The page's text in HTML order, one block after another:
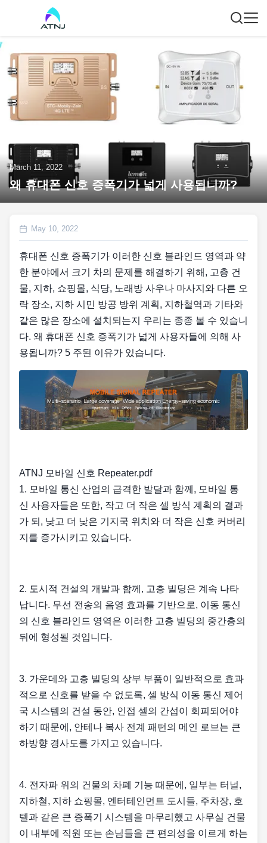
March 11, 2022
왜 휴대폰 신호 증폭기가 넓게 사용됩니까?
May 10, 2022
휴대폰 신호 증폭기가 이러한 신호 블라인드 영역과 약
한 분야에서 크기 차의 문제를 해결하기 위해, 고층 건
물, 지하, 쇼핑몰, 식당, 노래방 사우나 마사지와 다른 오
락 장소, 지하 시민 방공 방위 계획, 지하철역과 기타와
같은 많은 장소에 설치되는지 우리는 종종 볼 수 있습니
다. 왜 휴대폰 신호 증폭기가 넓게 사용자들에 의해 사
용됩니까? 5 주된 이유가 있습니다.
ATNJ 모바일 신호 Repeater.pdf
1. 모바일 통신 산업의 급격한 발달과 함께, 모바일 통
신 사용자들은 또한, 작고 더 작은 셀 방식 계획의 결과
가 되, 낮고 더 낮은 기지국 위치와 더 작은 신호 커버리
지를 증가시키고 있습니다.
2. 도시적 건설의 개발과 함께, 고층 빌딩은 계속 나타
납니다. 무선 전송의 음영 효과를 기반으로, 이동 통신
의 신호 블라인드 영역은 이러한 고층 빌딩의 중간층의
뒤에 형성될 것입니다.
3. 가운데와 고층 빌딩의 상부 부품이 일반적으로 효과
적으로 신호를 받을 수 없도록, 셀 방식 이동 통신 제어
국 시스템의 건설 동안, 인접 셀의 간섭이 회피되어야
하기 때문에, 안테나 복사 전계 패턴의 메인 로브는 큰
하방향 경사도를 가지고 있습니다.
4. 전자파 위의 건물의 차폐 기능 때문에, 일부는 터널,
지하철, 지하 쇼핑몰, 엔터테인먼트 도시들, 주차장, 호
텔과 같은 큰 증폭기 시스템을 마무리했고 사무실 건물
이 내부에 직원 또는 손님들을 큰 편의성을 이르게 하는